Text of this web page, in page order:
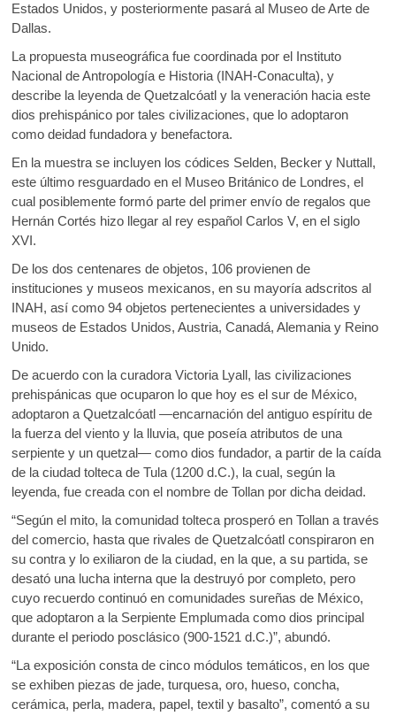
Estados Unidos, y posteriormente pasará al Museo de Arte de
Dallas.
La propuesta museográfica fue coordinada por el Instituto
Nacional de Antropología e Historia (INAH-Conaculta), y
describe la leyenda de Quetzalcóatl y la veneración hacia este
dios prehispánico por tales civilizaciones, que lo adoptaron
como deidad fundadora y benefactora.
En la muestra se incluyen los códices Selden, Becker y Nuttall,
este último resguardado en el Museo Británico de Londres, el
cual posiblemente formó parte del primer envío de regalos que
Hernán Cortés hizo llegar al rey español Carlos V, en el siglo
XVI.
De los dos centenares de objetos, 106 provienen de
instituciones y museos mexicanos, en su mayoría adscritos al
INAH, así como 94 objetos pertenecientes a universidades y
museos de Estados Unidos, Austria, Canadá, Alemania y Reino
Unido.
De acuerdo con la curadora Victoria Lyall, las civilizaciones
prehispánicas que ocuparon lo que hoy es el sur de México,
adoptaron a Quetzalcóatl —encarnación del antiguo espíritu de
la fuerza del viento y la lluvia, que poseía atributos de una
serpiente y un quetzal— como dios fundador, a partir de la caída
de la ciudad tolteca de Tula (1200 d.C.), la cual, según la
leyenda, fue creada con el nombre de Tollan por dicha deidad.
“Según el mito, la comunidad tolteca prosperó en Tollan a través
del comercio, hasta que rivales de Quetzalcóatl conspiraron en
su contra y lo exiliaron de la ciudad, en la que, a su partida, se
desató una lucha interna que la destruyó por completo, pero
cuyo recuerdo continuó en comunidades sureñas de México,
que adoptaron a la Serpiente Emplumada como dios principal
durante el periodo posclásico (900-1521 d.C.)”, abundó.
“La exposición consta de cinco módulos temáticos, en los que
se exhiben piezas de jade, turquesa, oro, hueso, concha,
cerámica, perla, madera, papel, textil y basalto”, comentó a su